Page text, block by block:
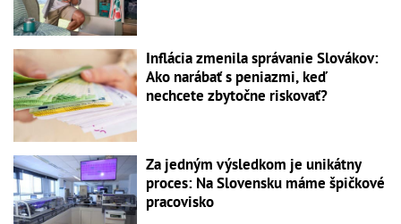
Inflácia zmenila správanie Slovákov:
Ako narábať s peniazmi, keď
nechcete zbytočne riskovať?
Za jedným výsledkom je unikátny
proces: Na Slovensku máme špičkové
pracovisko